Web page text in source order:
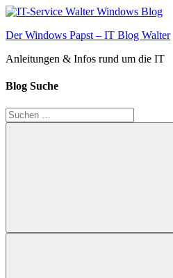
Zum
springen
Der Windows Papst – IT Blog Walter
Anleitungen & Infos rund um die IT
Blog Suche
Suchen
nach:
Suchen